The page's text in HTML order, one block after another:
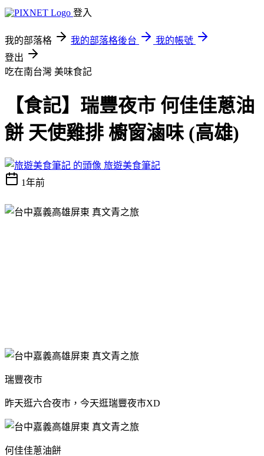
登入
我的部落格 我的部落格後台
我的帳號
登出
吃在南台灣 美味食記
【食記】瑞豐夜市 何佳佳蔥油
餅 天使雞排 櫥窗滷味 (高雄)
旅遊美食筆記
1年前
瑞豐夜市
昨天逛六合夜市，今天逛瑞豐夜市XD
何佳佳蔥油餅